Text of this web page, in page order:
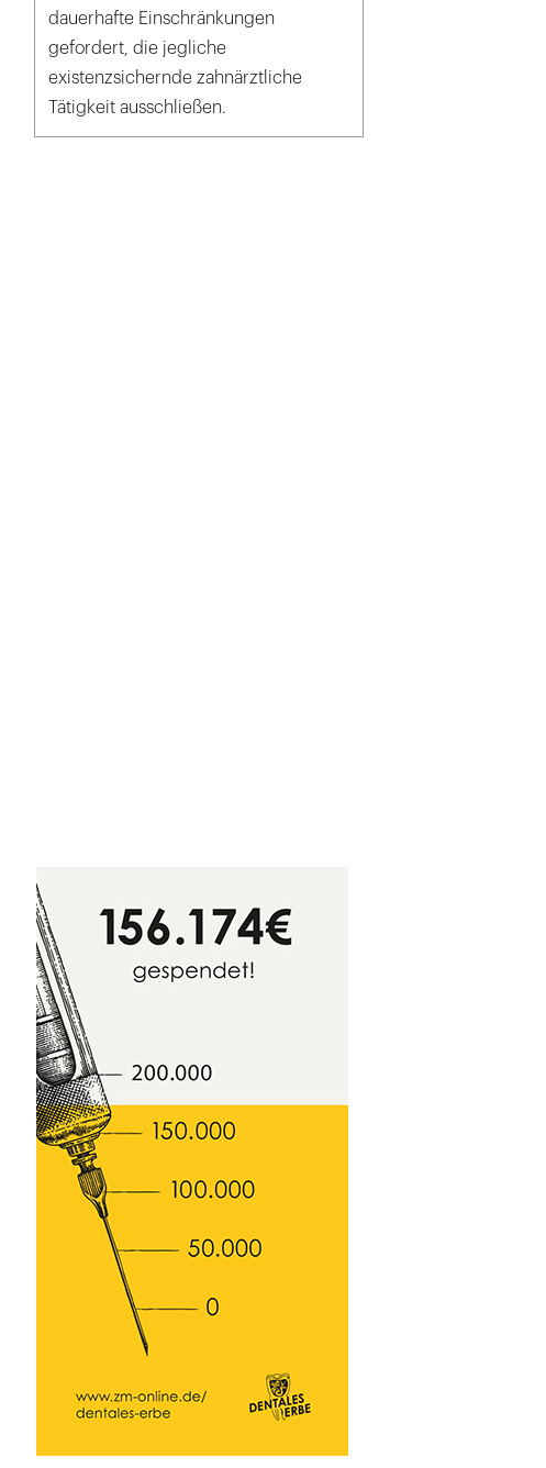
dauerhafte Einschränkungen
gefordert, die jegliche
existenzsichernde zahnärztliche
Tätigkeit ausschließen.